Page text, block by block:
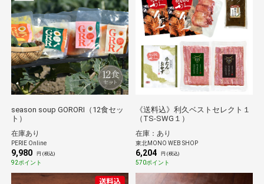
season soup GORORI（12食セッ
ト）
在庫あり
PERIE Online
9,980 円 (税込)
92ポイント
《送料込》利久ベストセレクト１
（TS-SWG１）
在庫：あり
東北MONO WEB SHOP
6,204 円 (税込)
570ポイント